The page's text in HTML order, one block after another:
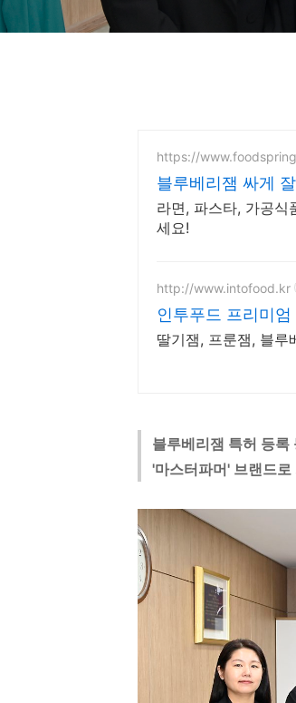
https://
블루베리잼 싸게
라면, 파스타, 가공
세요!
http://www.intofood.kr
인투푸드 프리미엄
딸기잼, 프룬잼, 블루
블루베리잼 특허 등
'마스터파머' 브랜드